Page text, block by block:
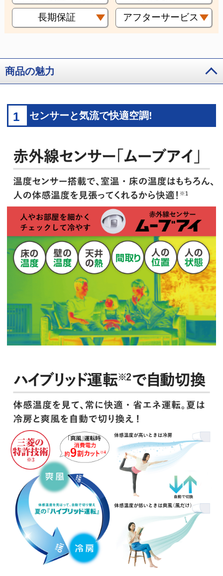
長期保証 アフターサービス
商品の魅力
1 センサーと気流で快適空調!